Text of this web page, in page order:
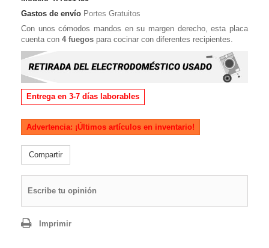
Gastos de envío Portes Gratuitos
Con unos cómodos mandos en su margen derecho, esta placa
cuenta con 4 fuegos para cocinar con diferentes recipientes.
Entrega en 3-7 días laborables
Advertencia: ¡Últimos artículos en inventario!
Compartir
Escribe tu opinión
Imprimir